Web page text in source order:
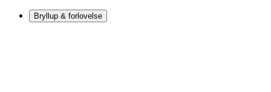
Bryllup & forlovelse